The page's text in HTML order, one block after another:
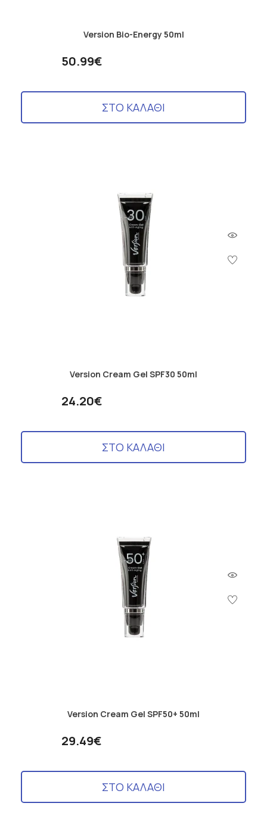
Version Bio-Energy 50ml
50.99€
ΣΤΟ ΚΑΛΑΘΙ
Version Cream Gel SPF30 50ml
24.20€
ΣΤΟ ΚΑΛΑΘΙ
Version Cream Gel SPF50+ 50ml
29.49€
ΣΤΟ ΚΑΛΑΘΙ